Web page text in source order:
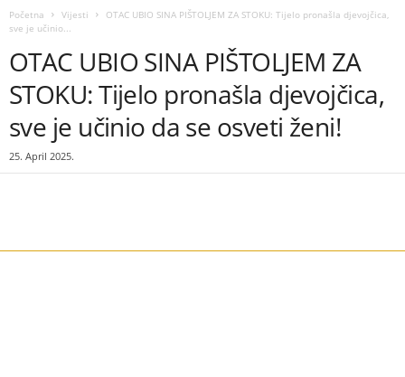
Početna Vijesti
OTAC UBIO SINA PIŠTOLJEM ZA STOKU: Tijelo pronašla djevojčica,
sve je učinio...
OTAC UBIO SINA PIŠTOLJEM ZA
STOKU: Tijelo pronašla djevojčica,
sve je učinio da se osveti ženi!
25. April 2025.